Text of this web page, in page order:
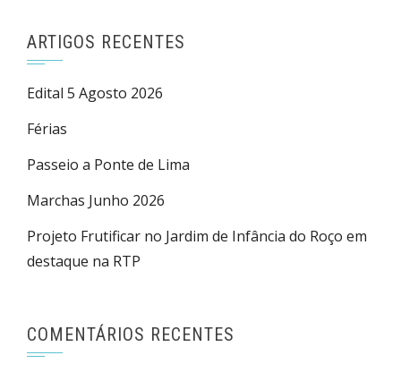
ARTIGOS RECENTES
Edital 5 Agosto 2026
Férias
Passeio a Ponte de Lima
Marchas Junho 2026
Projeto Frutificar no Jardim de Infância do Roço em
destaque na RTP
COMENTÁRIOS RECENTES